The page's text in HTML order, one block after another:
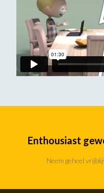
Enthousiast
Neem geheel